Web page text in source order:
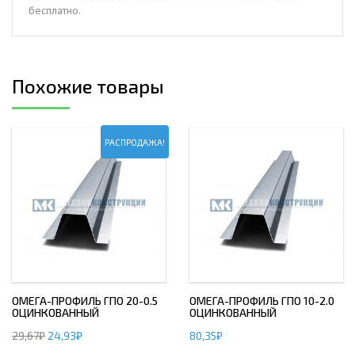
бесплатно.
Похожие товары
РАСПРОДАЖА!
ОМЕГА-ПРОФИЛЬ ГПО 20-0.5
ОЦИНКОВАННЫЙ
29,67₽ 24,93₽
ОМЕГА-ПРОФИЛЬ ГПО 10-2.0
ОЦИНКОВАННЫЙ
80,35₽